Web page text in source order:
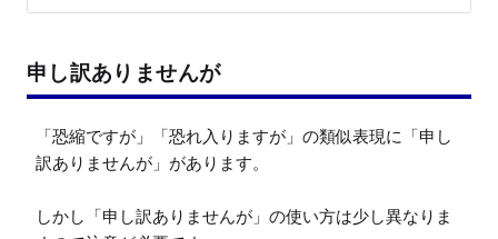
申し訳ありませんが
「恐縮ですが」「恐れ入りますが」の類似表現に「申し
訳ありませんが」があります。
しかし「申し訳ありませんが」の使い方は少し異なりま